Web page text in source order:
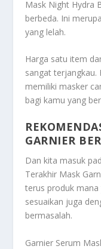
Mask Night Hydra
berbeda. Ini
yang lelah.
Harga satu item
sangat terjangkau.
memiliki masker
bagi kamu yang
GARNIER
Dan kita masuk
Terakhir Mask
terus produk
sesuaikan juga
bermasalah.
Garnier Serum